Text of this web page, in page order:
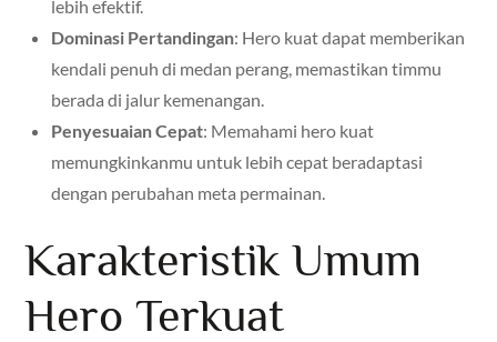
lebih efektif.
Dominasi Pertandingan: Hero kuat dapat memberikan
kendali penuh di medan perang, memastikan timmu
berada di jalur kemenangan.
Penyesuaian Cepat: Memahami hero kuat
memungkinkanmu untuk lebih cepat beradaptasi
dengan perubahan meta permainan.
Karakteristik Umum
Hero Terkuat